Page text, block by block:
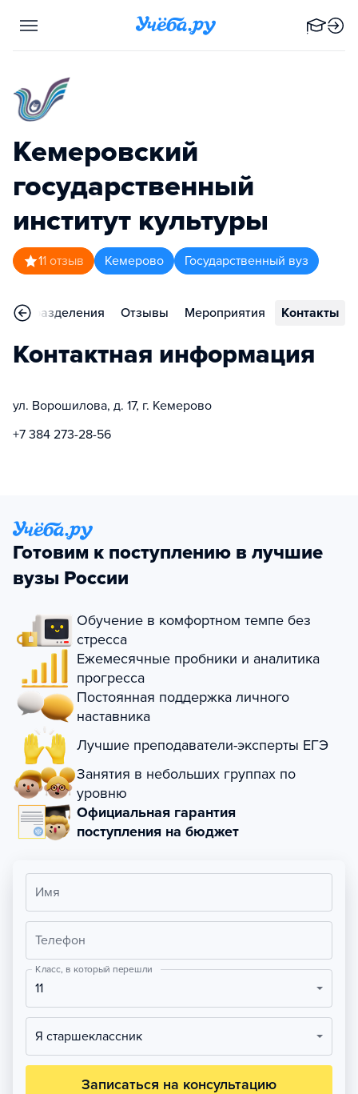
Кемеровский
государственный
институт культуры
11 отзыв Кемерово Государственный вуз
Подразделения Отзывы Мероприятия Контакты
Контактная информация
ул. Ворошилова, д. 17, г. Кемерово
+7 384 273-28-56
Готовим к поступлению в лучшие
вузы России
Обучение в комфортном темпе без
стресса
Ежемесячные пробники и аналитика
прогресса
Постоянная поддержка личного
наставника
Лучшие преподаватели-эксперты ЕГЭ
Занятия в небольших группах по
уровню
Официальная гарантия
поступления на бюджет
Имя
Телефон
Класс, в который перешли
11
Я старшеклассник
Записаться на консультацию